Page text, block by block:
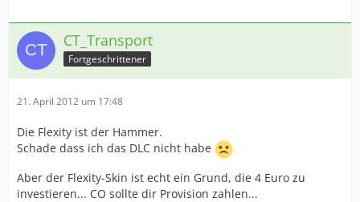
CT_Transport
Fortgeschrittener
21. April 2012 um 17:48
Die Flexity ist der Hammer.
Schade dass ich das DLC nicht habe
Aber der Flexity-Skin ist echt ein Grund, die 4 Euro zu
investieren... CO sollte dir Provision zahlen...